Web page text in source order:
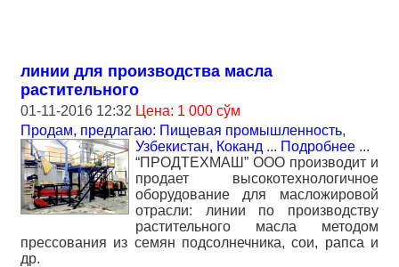
линии для производства масла
растительного
01-11-2016 12:32 Цена: 1 000 сўм
Продам, предлагаю: Пищевая промышленность,
Узбекистан, Коканд ... Подробнее ...
“ПРОДТЕХМАШ” ООО производит и
продает высокотехнологичное
оборудование для масложировой
отрасли: линии по производству
растительного масла методом
прессования из семян подсолнечника, сои, рапса и
др.